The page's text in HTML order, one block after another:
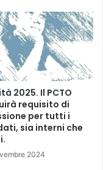
2025. Il PCTO
requisito di
per tutti i
sia interni che
2024